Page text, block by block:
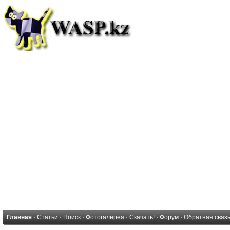
Главная · Статьи · Поиск · Фотогалерея · Скачать! · Форум · Обратная связь